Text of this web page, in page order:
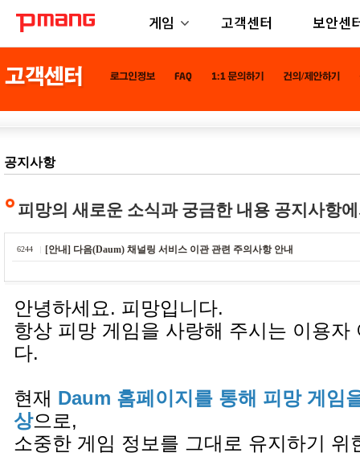
게임 고객센터 보안센
공지사항
피망의 새로운 소식과 궁금한 내용 공지사항
6244 [안내] 다음(Daum) 채널링 서비스 이관 관련 주의사항 안내
안녕하세요. 피망입니다.
항상 피망 게임을 사랑해 주시는 이용자
다.
현재 Daum 홈페이지를 통해 피망 게임
상으로,
소중한 게임 정보를 그대로 유지하기 위